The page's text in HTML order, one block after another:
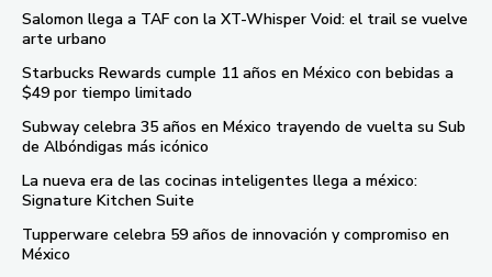
Salomon llega a TAF con la XT-Whisper Void: el trail se vuelve
arte urbano
Starbucks Rewards cumple 11 años en México con bebidas a
$49 por tiempo limitado
Subway celebra 35 años en México trayendo de vuelta su Sub
de Albóndigas más icónico
La nueva era de las cocinas inteligentes llega a méxico:
Signature Kitchen Suite
Tupperware celebra 59 años de innovación y compromiso en
México